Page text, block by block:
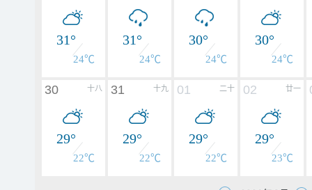
31°
24℃
31°
24℃
30°
24℃
30°
24℃
十八
30
29°
22℃
十九
31
29°
22℃
二十
01
29°
22℃
廿一
02
29°
23℃